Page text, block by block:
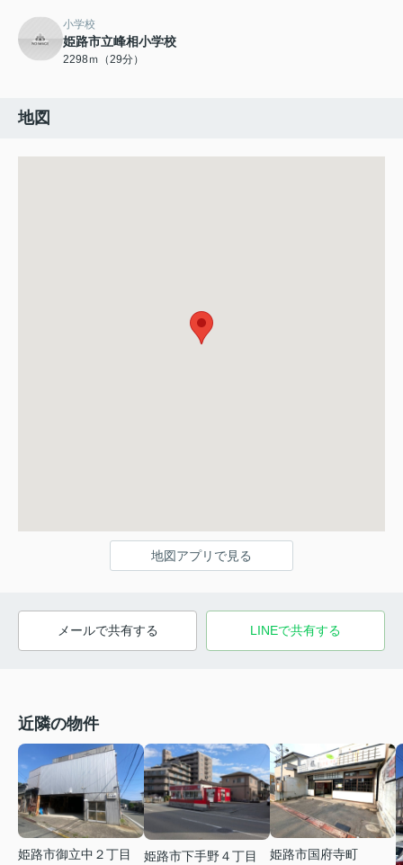
小学校
姫路市立峰相小学校
2298ｍ（29分）
地図
地図アプリで見る
メールで共有する LINEで共有する
近隣の物件
姫路市御立中２丁目
姫路市下手野４丁目
姫路市国府寺町